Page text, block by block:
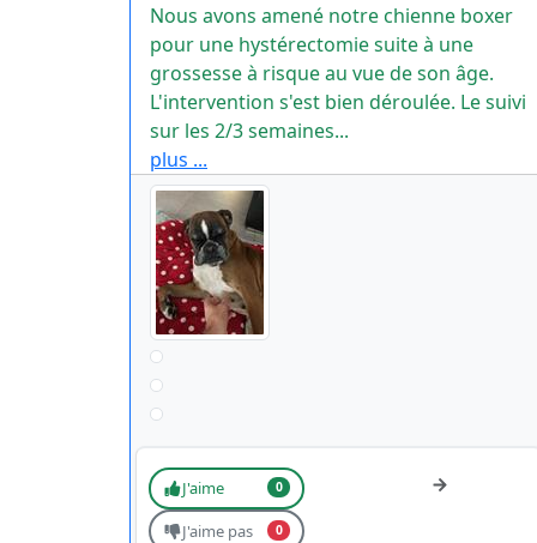
Nous avons amené notre chienne boxer
pour une hystérectomie suite à une
grossesse à risque au vue de son âge.
L'intervention s'est bien déroulée. Le suivi
sur les 2/3 semaines...
plus ...
J'aime 0
J'aime pas 0